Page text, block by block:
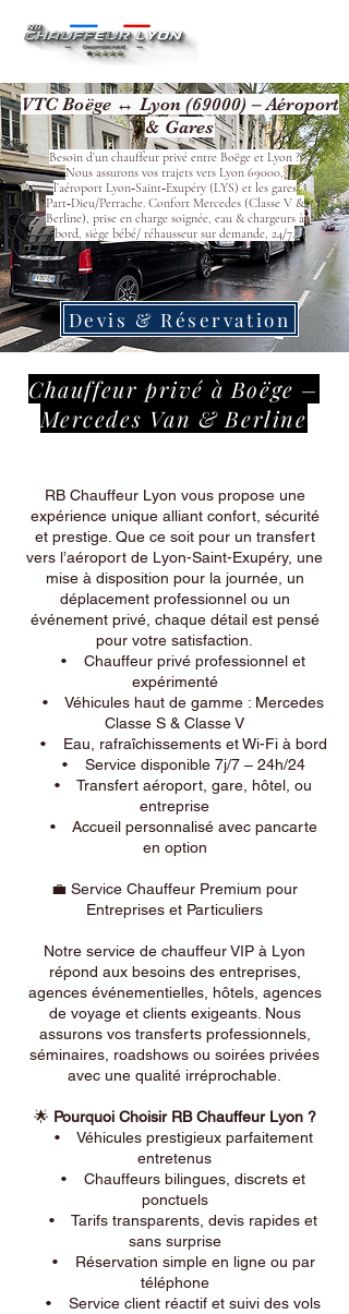
VTC Boëge ↔ Lyon (69000) – Aéroport
& Gares
Besoin d’un chauffeur privé entre Boëge et Lyon ?
Nous assurons vos trajets vers Lyon 69000,
l’aéroport Lyon‑Saint‑Exupéry (LYS) et les gares
Part‑Dieu/Perrache. Confort Mercedes (Classe V &
Berline), prise en charge soignée, eau & chargeurs à
bord, siège bébé/ réhausseur sur demande, 24/7.
Devis & Réservation
Chauffeur privé à Boëge –
Mercedes Van & Berline
RB Chauffeur Lyon vous propose une
expérience unique alliant confort, sécurité
et prestige. Que ce soit pour un transfert
vers l’aéroport de Lyon-Saint-Exupéry, une
mise à disposition pour la journée, un
déplacement professionnel ou un
événement privé, chaque détail est pensé
pour votre satisfaction.
• Chauffeur privé professionnel et
expérimenté
• Véhicules haut de gamme : Mercedes
Classe S & Classe V
• Eau, rafraîchissements et Wi-Fi à bord
• Service disponible 7j/7 – 24h/24
• Transfert aéroport, gare, hôtel, ou
entreprise
• Accueil personnalisé avec pancarte
en option
💼 Service Chauffeur Premium pour
Entreprises et Particuliers
Notre service de chauffeur VIP à Lyon
répond aux besoins des entreprises,
agences événementielles, hôtels, agences
de voyage et clients exigeants. Nous
assurons vos transferts professionnels,
séminaires, roadshows ou soirées privées
avec une qualité irréprochable.
🌟 Pourquoi Choisir RB Chauffeur Lyon ?
• Véhicules prestigieux parfaitement
entretenus
• Chauffeurs bilingues, discrets et
ponctuels
• Tarifs transparents, devis rapides et
sans surprise
• Réservation simple en ligne ou par
téléphone
• Service client réactif et suivi des vols